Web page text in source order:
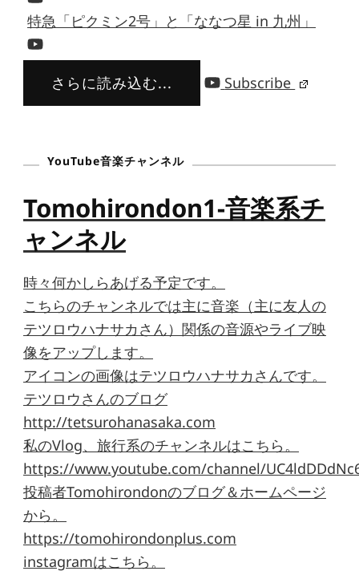
特急「ピクミン2号」と「ななつ星 in 九州」
さらに読み込む... Subscribe
YouTube音楽チャンネル
Tomohirondon1-音楽系チ
ャンネル
時々何かしらあげる予定です。
こちらのチャンネルでは主に音楽（主に友人の
テツロウハナサカさん）関係の音源やライブ映
像をアップします。
アイコンの画像はテツロウハナサカさんです。
テツロウさんのブログ
http://tetsurohanasaka.com
私のVlog、旅行系のチャンネルはこちら。
https://www.youtube.com/channel/
投稿者Tomohirondonのブログ＆ホームページ
から。
https://tomohirondonplus.com
instagramはこちら。